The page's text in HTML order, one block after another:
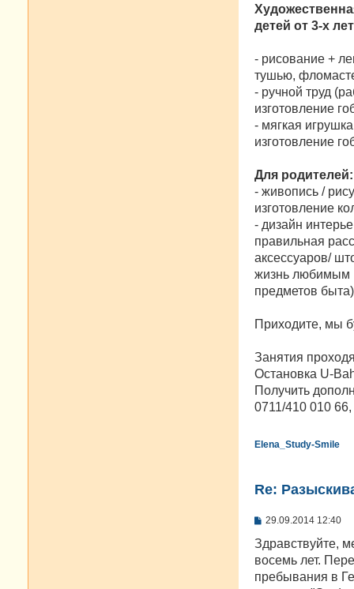
о
б
щ
и
е
детей от 3-х
- рисование +
тушью,
- ручной труд
изготовление
- мягкая
изготовление
Для родителей:
- живопись /
изготовление
- дизайн
правильная
аксессуаров/
жизнь любимым
предметов
Приходите, мы
Занятия
Остановка U-
Получить
0711/410 010
Elena_Study-Smile
Re:
С
о
б
щ
е
н
29.09.2014 12:40
Здравствуйте,
восемь лет.
пребывания в